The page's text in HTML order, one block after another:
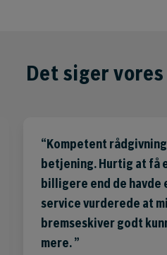
Det siger
Kompetent
betjening. Hurtig at få
billigere end de havde
service vurderede at
bremseskiver godt
mere.